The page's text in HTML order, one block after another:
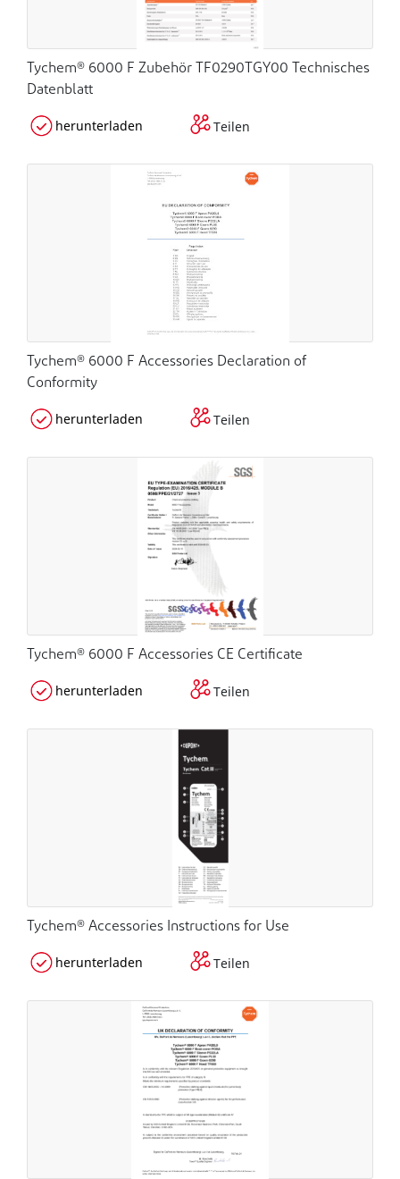
Tychem® 6000 F Zubehör TF0290TGY00 Technisches
Datenblatt
herunterladen Teilen
Tychem® 6000 F Accessories Declaration of
Conformity
herunterladen Teilen
Tychem® 6000 F Accessories CE Certificate
herunterladen Teilen
Tychem® Accessories Instructions for Use
herunterladen Teilen